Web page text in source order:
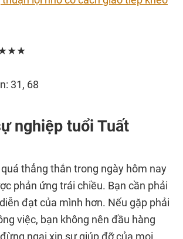
31, 68
nghiệp tuổi Tuất
thẳng thắn trong ngày hôm nay
phản ứng trái chiều. Bạn cần phải
đạt của mình hơn. Nếu gặp phải
việc, bạn không nên đầu hàng
ngại xin sự giúp đỡ của mọi